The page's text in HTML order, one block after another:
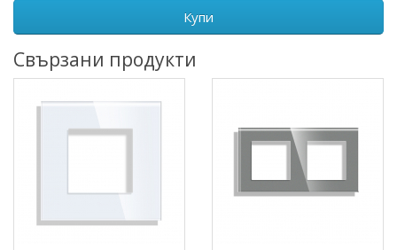
Купи
Свързани продукти